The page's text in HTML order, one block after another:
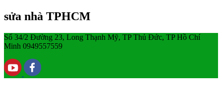
sửa nhà TPHCM
Số 34/2 Đường 23, Long Thạnh Mỹ, TP Thủ Đức, TP Hồ Chí
Minh 0949557559